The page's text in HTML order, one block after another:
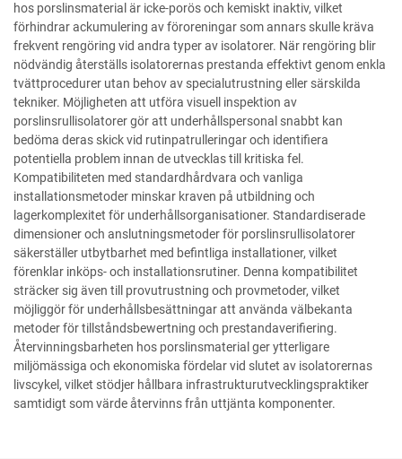
hos porslinsmaterial är icke-porös och kemiskt inaktiv, vilket
förhindrar ackumulering av föroreningar som annars skulle kräva
frekvent rengöring vid andra typer av isolatorer. När rengöring blir
nödvändig återställs isolatorernas prestanda effektivt genom enkla
tvättprocedurer utan behov av specialutrustning eller särskilda
tekniker. Möjligheten att utföra visuell inspektion av
porslinsrullisolatorer gör att underhållspersonal snabbt kan
bedöma deras skick vid rutinpatrulleringar och identifiera
potentiella problem innan de utvecklas till kritiska fel.
Kompatibiliteten med standardhårdvara och vanliga
installationsmetoder minskar kraven på utbildning och
lagerkomplexitet för underhållsorganisationer. Standardiserade
dimensioner och anslutningsmetoder för porslinsrullisolatorer
säkerställer utbytbarhet med befintliga installationer, vilket
förenklar inköps- och installationsrutiner. Denna kompatibilitet
sträcker sig även till provutrustning och provmetoder, vilket
möjliggör för underhållsbesättningar att använda välbekanta
metoder för tillståndsbewertning och prestandaverifiering.
Återvinningsbarheten hos porslinsmaterial ger ytterligare
miljömässiga och ekonomiska fördelar vid slutet av isolatorernas
livscykel, vilket stödjer hållbara infrastrukturutvecklingspraktiker
samtidigt som värde återvinns från uttjänta komponenter.